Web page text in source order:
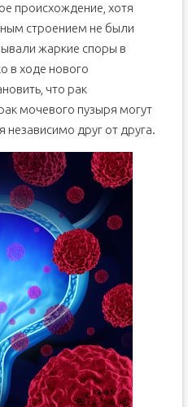
происхождение, хотя
строением не были
жаркие споры в
в ходе нового
что рак
мочевого пузыря могут
независимо друг от друга.